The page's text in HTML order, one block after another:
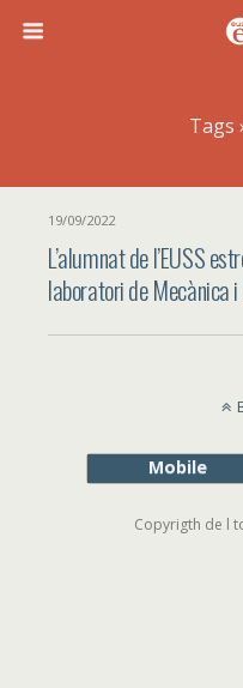
Tags
19/09/2022
L’alumnat de l’EUSS
laboratori de Mecànica
Mobile
Copyrigth de l